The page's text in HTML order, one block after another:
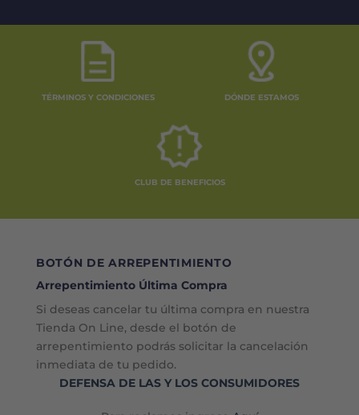
TÉRMINOS Y CONDICIONES DÓNDE ESTAMOS
CLUB DE BENEFICIOS
BOTÓN DE ARREPENTIMIENTO
Arrepentimiento Última Compra
Si deseas cancelar tu última compra en nuestra
Tienda On Line, desde el botón de
arrepentimiento podrás solicitar la cancelación
inmediata de tu pedido.
DEFENSA DE LAS Y LOS CONSUMIDORES